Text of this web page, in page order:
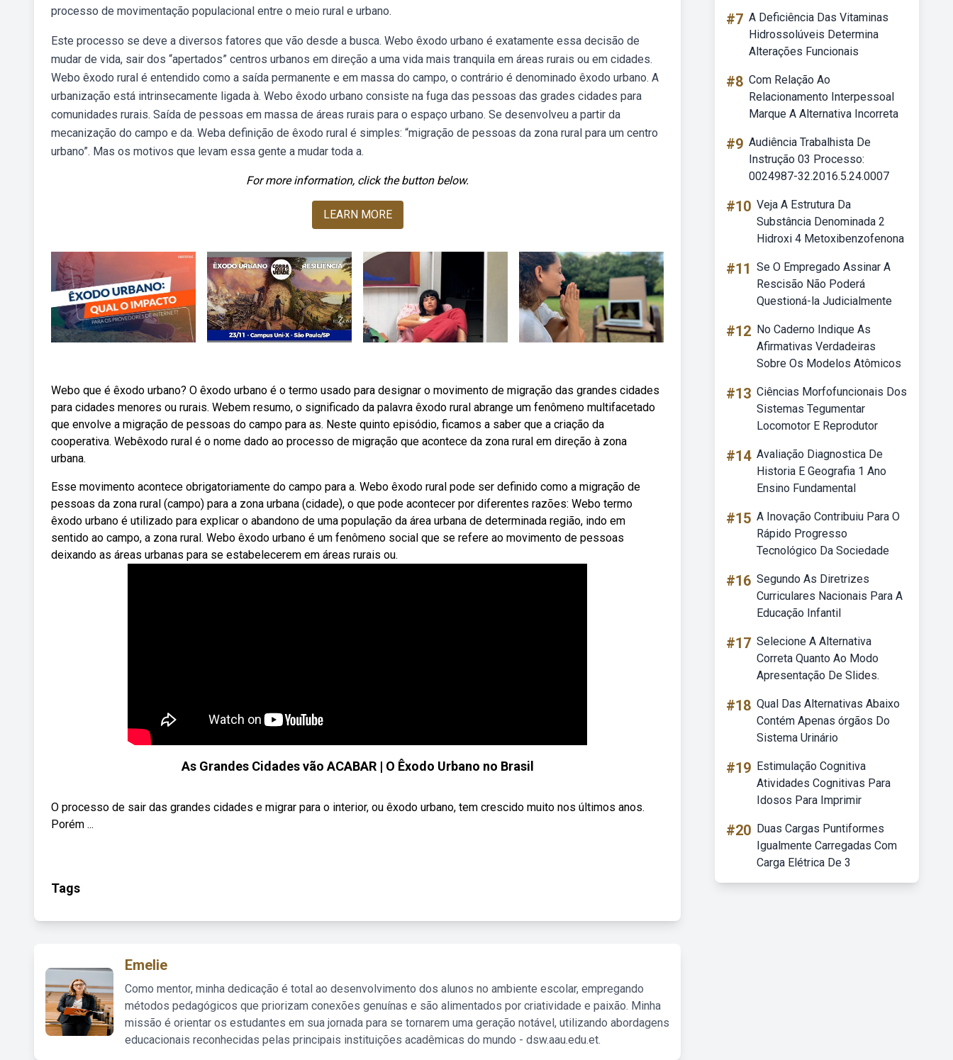
processo de movimentação populacional entre o meio rural e urbano.
Este processo se deve a diversos fatores que vão desde a busca. Webo êxodo urbano é exatamente essa decisão de
mudar de vida, sair dos “apertados” centros urbanos em direção a uma vida mais tranquila em áreas rurais ou em cidades.
Webo êxodo rural é entendido como a saída permanente e em massa do campo, o contrário é denominado êxodo urbano. A
urbanização está intrinsecamente ligada à. Webo êxodo urbano consiste na fuga das pessoas das grades cidades para
comunidades rurais. Saída de pessoas em massa de áreas rurais para o espaço urbano. Se desenvolveu a partir da
mecanização do campo e da. Weba definição de êxodo rural é simples: “migração de pessoas da zona rural para um centro
urbano”. Mas os motivos que levam essa gente a mudar toda a.
For more information, click the button below.
LEARN MORE
Webo que é êxodo urbano? O êxodo urbano é o termo usado para designar o movimento de migração das grandes cidades
para cidades menores ou rurais. Webem resumo, o significado da palavra êxodo rural abrange um fenômeno multifacetado
que envolve a migração de pessoas do campo para as. Neste quinto episódio, ficamos a saber que a criação da
cooperativa. Webêxodo rural é o nome dado ao processo de migração que acontece da zona rural em direção à zona
urbana.
Esse movimento acontece obrigatoriamente do campo para a. Webo êxodo rural pode ser definido como a migração de
pessoas da zona rural (campo) para a zona urbana (cidade), o que pode acontecer por diferentes razões: Webo termo
êxodo urbano é utilizado para explicar o abandono de uma população da área urbana de determinada região, indo em
sentido ao campo, a zona rural. Webo êxodo urbano é um fenômeno social que se refere ao movimento de pessoas
deixando as áreas urbanas para se estabelecerem em áreas rurais ou.
As Grandes Cidades vão ACABAR | O Êxodo Urbano no Brasil
O processo de sair das grandes cidades e migrar para o interior, ou êxodo urbano, tem crescido muito nos últimos anos.
Porém ...
Tags
Emelie
Como mentor, minha dedicação é total ao desenvolvimento dos alunos no ambiente escolar, empregando
métodos pedagógicos que priorizam conexões genuínas e são alimentados por criatividade e paixão. Minha
missão é orientar os estudantes em sua jornada para se tornarem uma geração notável, utilizando abordagens
educacionais reconhecidas pelas principais instituições acadêmicas do mundo - dsw.aau.edu.et.
#7 A Deficiência Das Vitaminas
Hidrossolúveis Determina
Alterações Funcionais
#8 Com Relação Ao
Relacionamento Interpessoal
Marque A Alternativa Incorreta
#9 Audiência Trabalhista De
Instrução 03 Processo:
0024987-32.2016.5.24.0007
#10 Veja A Estrutura Da
Substância Denominada 2
Hidroxi 4 Metoxibenzofenona
#11 Se O Empregado Assinar A
Rescisão Não Poderá
Questioná-la Judicialmente
#12 No Caderno Indique As
Afirmativas Verdadeiras
Sobre Os Modelos Atômicos
#13 Ciências Morfofuncionais Dos
Sistemas Tegumentar
Locomotor E Reprodutor
#14 Avaliação Diagnostica De
Historia E Geografia 1 Ano
Ensino Fundamental
#15 A Inovação Contribuiu Para O
Rápido Progresso
Tecnológico Da Sociedade
#16 Segundo As Diretrizes
Curriculares Nacionais Para A
Educação Infantil
#17 Selecione A Alternativa
Correta Quanto Ao Modo
Apresentação De Slides.
#18 Qual Das Alternativas Abaixo
Contém Apenas órgãos Do
Sistema Urinário
#19 Estimulação Cognitiva
Atividades Cognitivas Para
Idosos Para Imprimir
#20 Duas Cargas Puntiformes
Igualmente Carregadas Com
Carga Elétrica De 3